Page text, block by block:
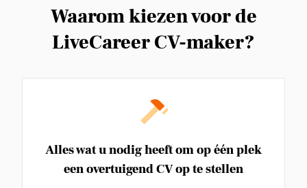
Waarom kiezen voor de
LiveCareer CV-maker?
Alles wat u nodig heeft om op één plek
een overtuigend CV op te stellen